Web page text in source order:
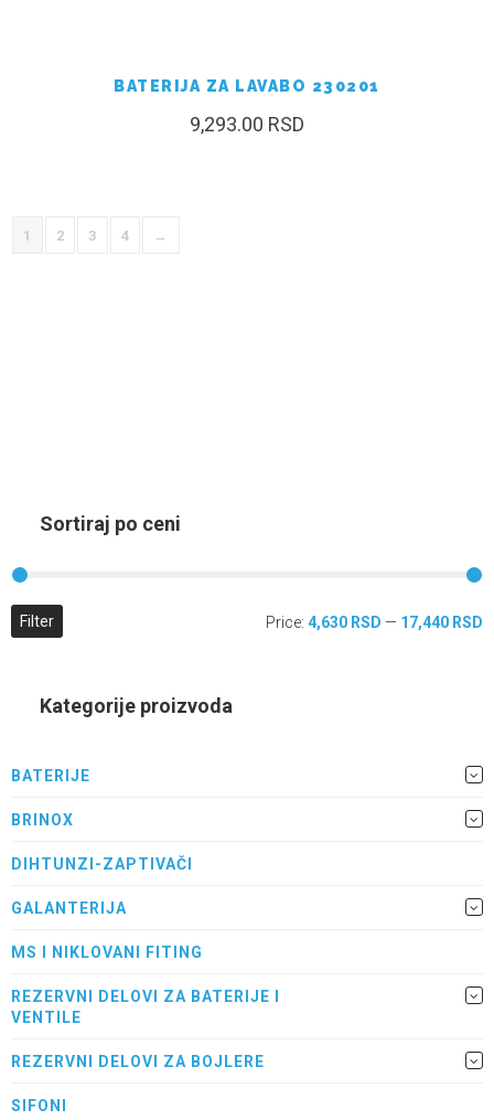
BATERIJA ZA LAVABO 230201
9,293.00 RSD
1 2 3 4 →
Sortiraj po ceni
Filter Price: 4,630 RSD — 17,440 RSD
Kategorije proizvoda
BATERIJE
BRINOX
DIHTUNZI-ZAPTIVAČI
GALANTERIJA
MS I NIKLOVANI FITING
REZERVNI DELOVI ZA BATERIJE I
VENTILE
REZERVNI DELOVI ZA BOJLERE
SIFONI